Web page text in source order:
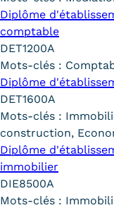
(VAPP)
Infos pratiques
FAQ
Diplôme
comptable
DET1200A
Mots-clés :
Diplôme
DET1600A
Mots-clés :
construction,
Diplôme
immobilier
DIE8500A
Mots-clés :